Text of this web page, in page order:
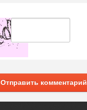
Отправить комментарий